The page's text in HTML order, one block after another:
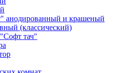
анодированный и крашеный
(классический)
тач"